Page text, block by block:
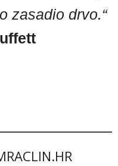
zasadio drvo.“